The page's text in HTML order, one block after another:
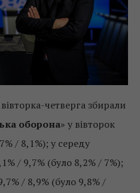
четверга збирали
оборона» у вівторок
/ 8,1%); у середу
/ 9,7% (було 8,2% / 7%);
/ 8,9% (було 9,8% /